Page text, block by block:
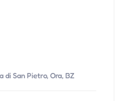
di San Pietro, Ora, BZ